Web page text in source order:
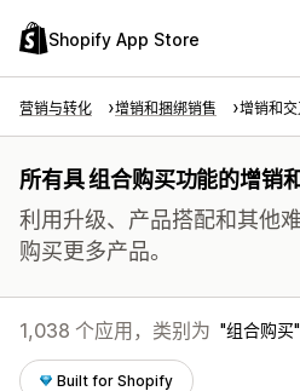
Shopify App Store
营销与转化 增销和捆绑销售 增销和
所有具 组合购买功能的增销
利用升级、产品搭配和其他
购买更多产品。
1,038 个应用，类别为 组合购买
Built for Shopify